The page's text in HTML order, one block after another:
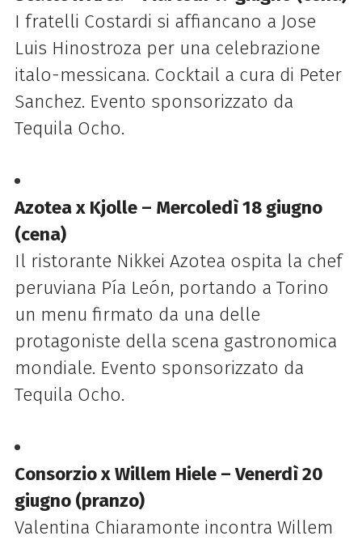
I fratelli Costardi si affiancano a Jose
Luis Hinostroza per una celebrazione
italo-messicana. Cocktail a cura di Peter
Sanchez. Evento sponsorizzato da
Tequila Ocho.
Azotea x Kjolle – Mercoledì 18 giugno
(cena)
Il ristorante Nikkei Azotea ospita la chef
peruviana Pía León, portando a Torino
un menu firmato da una delle
protagoniste della scena gastronomica
mondiale. Evento sponsorizzato da
Tequila Ocho.
Consorzio x Willem Hiele – Venerdì 20
giugno (pranzo)
Valentina Chiaramonte incontra Willem